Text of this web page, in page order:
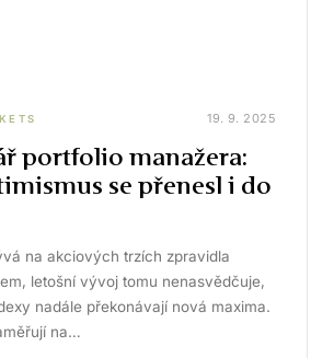
19. 9. 2025
portfolio manažera:
se přenesl i do
na akciových trzích zpravidla
letošní vývoj tomu nenasvědčuje,
nadále překonávají nová maxima.
na…